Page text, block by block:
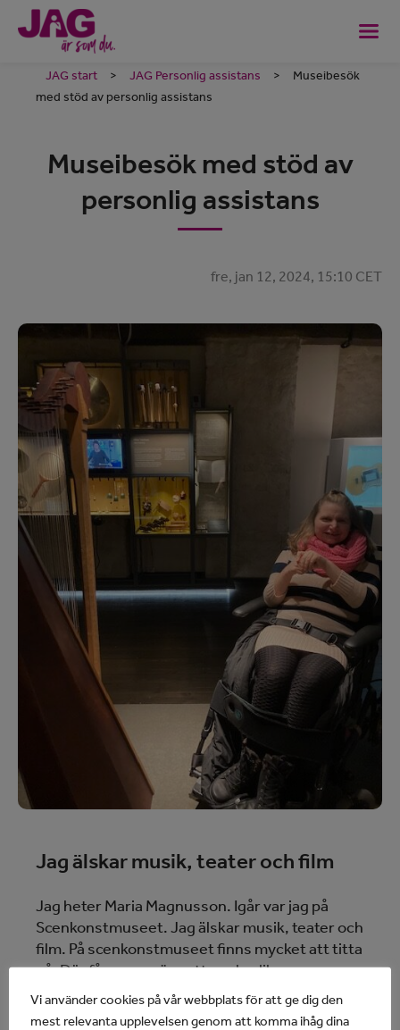
JAG start > JAG Personlig assistans >
Museibesök
med stöd av personlig assistans
Museibesök med stöd av
personlig assistans
fre, jan 12, 2024, 15:10 CET
Jag älskar musik, teater och film
Jag heter Maria Magnusson. Igår var jag på
Scenkonstmuseet. Jag älskar musik, teater och
film. På scenkonstmuseet finns mycket att titta
på. Där får man pröva att spela olika
instrument, dansa framför kameror som gör
att det bildas färger och former på väggen.
Vi använder cookies på vår webbplats för att ge dig den
mest relevanta upplevelsen genom att komma ihåg dina